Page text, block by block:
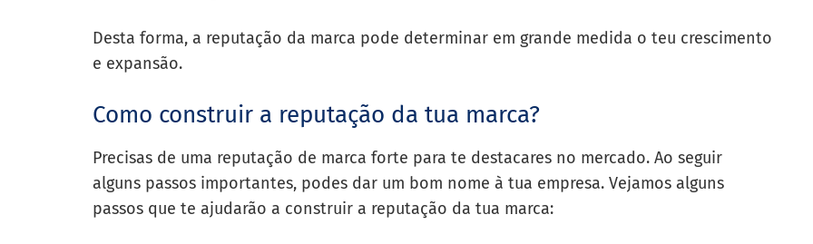
Desta forma, a reputação da marca pode determinar em grande medida o teu crescimento
e expansão.
Como construir a reputação da tua marca?
Precisas de uma reputação de marca forte para te destacares no mercado. Ao seguir
alguns passos importantes, podes dar um bom nome à tua empresa. Vejamos alguns
passos que te ajudarão a construir a reputação da tua marca: